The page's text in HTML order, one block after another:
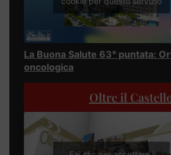
La Buona Salute 63° puntata:
oncologica
Oltre il